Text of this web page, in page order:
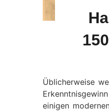
Üblicherweise
einigen